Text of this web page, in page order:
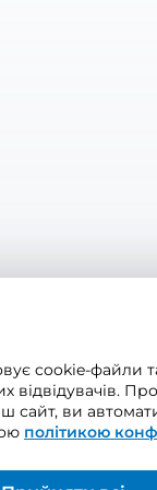
cookie-файли
відвідувачів.
сайт, ви
політикою